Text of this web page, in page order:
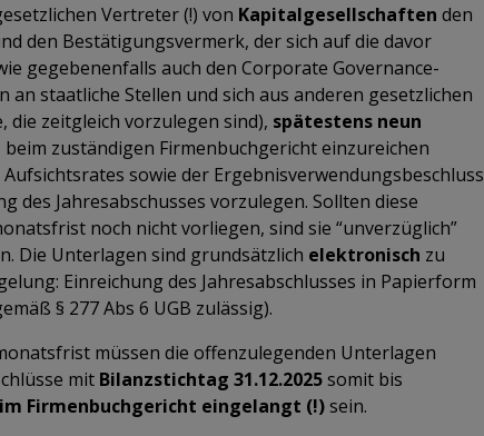
Vertreter (!) von Kapitalgesellschaften den
den Bestätigungsvermerk, der sich auf die davor
gegebenenfalls auch den Corporate Governance-
staatliche Stellen und sich aus anderen gesetzlichen
die zeitgleich vorzulegen sind), spätestens neun
beim zuständigen Firmenbuchgericht einzureichen
sowie der Ergebnisverwendungsbeschluss
des Jahresabschusses vorzulegen. Sollten diese
noch nicht vorliegen, sind sie “unverzüglich”
Die Unterlagen sind grundsätzlich elektronisch zu
Einreichung des Jahresabschlusses in Papierform
§ 277 Abs 6 UGB zulässig).
müssen die offenzulegenden Unterlagen
mit Bilanzstichtag 31.12.2025somit bis
Firmenbuchgericht eingelangt (!)sein.